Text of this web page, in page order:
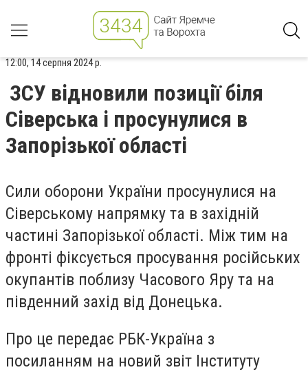
12:00, 14 серпня 2024 р.
ЗСУ відновили позиції біля
Сіверська і просунулися в
Запорізької області
Сили оборони України просунулися на
Сіверському напрямку та в західній
частині Запорізької області. Між тим на
фронті фіксується просування російських
окупантів поблизу Часового Яру та на
південний захід від Донецька.
Про це передає РБК-Україна з
посиланням на новий звіт Інституту